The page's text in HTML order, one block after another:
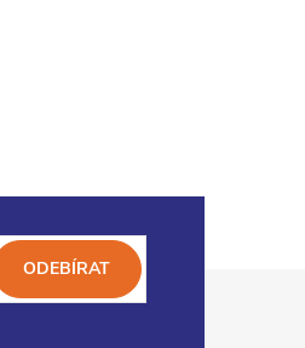
ODEBÍRAT